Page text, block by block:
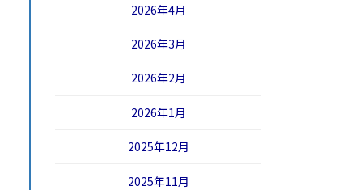
2026年4月
2026年3月
2026年2月
2026年1月
2025年12月
2025年11月